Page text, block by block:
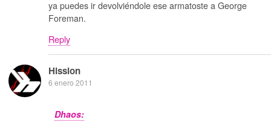
ya puedes ir devolviéndole ese armatoste a George
Foreman.
Reply
Hission
6 enero 2011
Dhaos: